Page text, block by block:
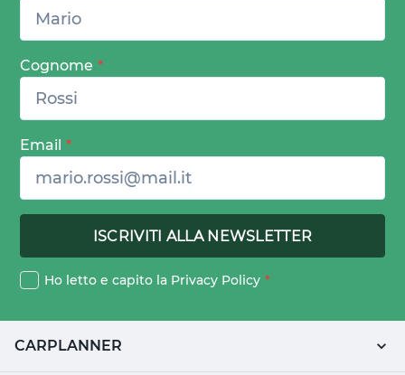
Cognome *
Email *
Ho letto e capito la Privacy Policy *
CARPLANNER